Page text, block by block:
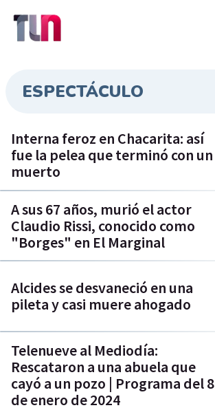
ESPECTÁCULO
Interna feroz en Chacarita: así
fue la pelea que terminó con un
muerto
A sus 67 años, murió el actor
Claudio Rissi, conocido como
"Borges" en El Marginal
Alcides se desvaneció en una
pileta y casi muere ahogado
Telenueve al Mediodía:
Rescataron a una abuela que
cayó a un pozo | Programa del 8
de enero de 2024